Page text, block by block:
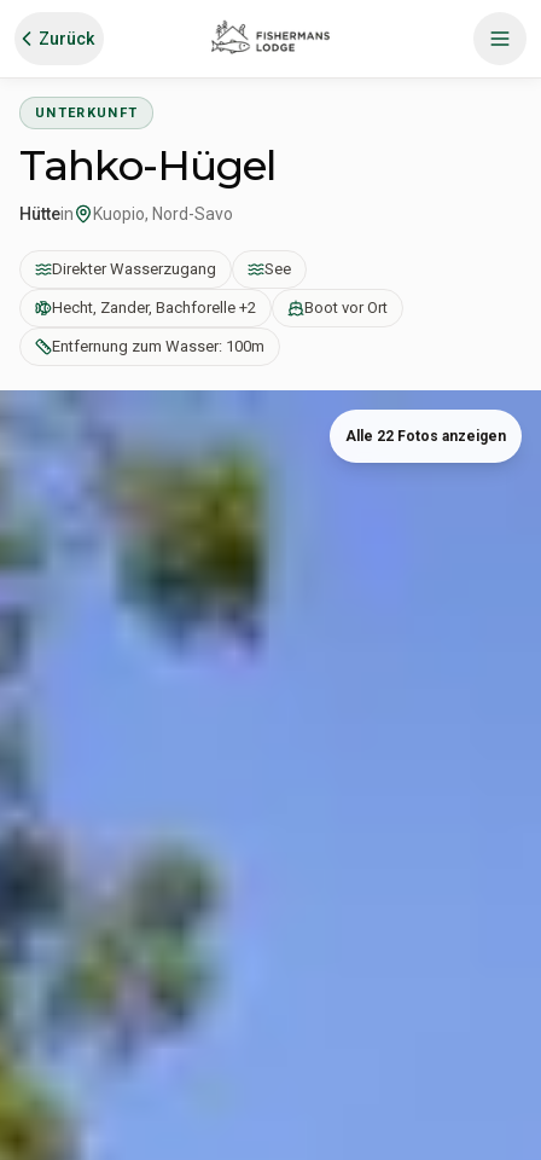
Zurück
UNTERKUNFT
Tahko-Hügel
Hüttein Kuopio, Nord-Savo
Direkter Wasserzugang See
Hecht, Zander, Bachforelle +2 Boot vor Ort
Entfernung zum Wasser: 100m
Alle 22 Fotos anzeigen